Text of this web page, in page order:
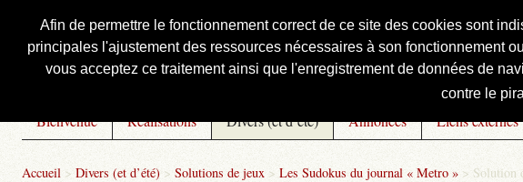
Afin de permettre le fonctionnement correct de ce site des cookies sont
principales l'ajustement des ressources nécessaires à son fonctionnement
vous acceptez ce traitement ainsi que l'enregistrement de données de
contre le
Courbis, « LE » Blog Officiel
Bienvenue Réalisations Divers (et d’été) Annonces Liens externes
Accueil > Divers (et d’été) > Solutions de jeux > Les Sudokus du journal « Metro » > Solution